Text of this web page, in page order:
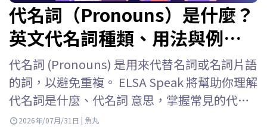
代名詞（Pronouns）是什麼？
英文代名詞種類、用法與例句
整理
代名詞 (Pronouns) 是用來代替名詞或名詞片語
的詞，以避免重複。 ELSA Speak 將幫助你理解
代名詞是什麼、代名詞 意思，掌握常見的代名
詞類型，以及詳細的代名詞用法以便在英語中
2026年/07月/31日 | 魚丸